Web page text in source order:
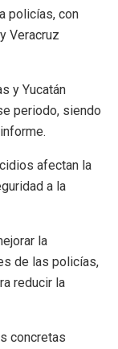
policías, con
Veracruz
y Yucatán
periodo, siendo
afectan la
a la
la
de las policías,
reducir la
concretas